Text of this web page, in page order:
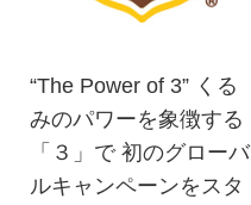
“The Power of 3” くる
みのパワーを象徴する
「３」で 初のグローバ
ルキャンペーンをスタ